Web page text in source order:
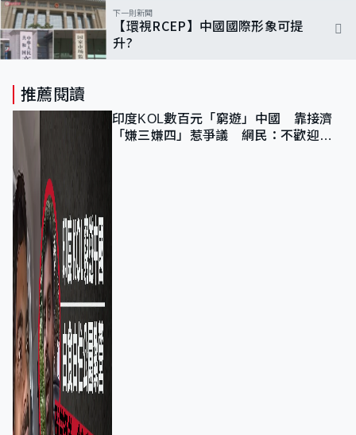
下一則新聞
【環視RCEP】中國國際形象可提
升?
推薦閱讀
印度KOL數百元「窮遊」中國 靠接濟
「嫌三嫌四」惹爭議 網民：不歡迎劣